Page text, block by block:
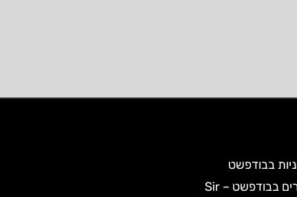
בבודפשט
מסעדת האבירים בבודפשט – Sir